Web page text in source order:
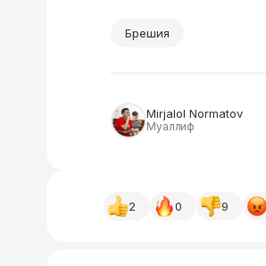
Брешия
Mirjalol Normatov
Муаллиф
2 0 9